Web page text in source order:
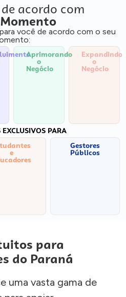
acordo com
você de acordo com o seu
Aprimorando
o
Negócio
Expandindo
o
Negócio
PARA
e
Gestores
Públicos
para
do Paraná
uma vasta gama de